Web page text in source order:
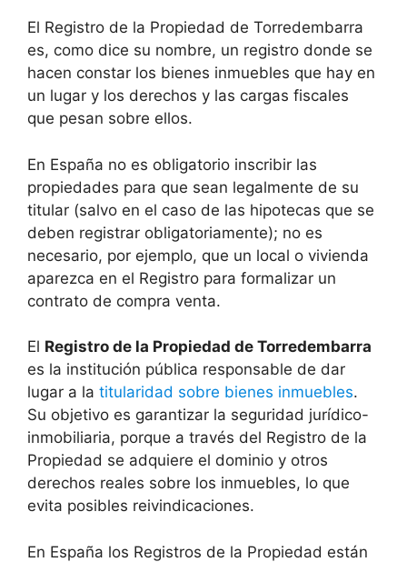
El Registro de la Propiedad de Torredembarra
es, como dice su nombre, un registro donde se
hacen constar los bienes inmuebles que hay en
un lugar y los derechos y las cargas fiscales
que pesan sobre ellos.
En España no es obligatorio inscribir las
propiedades para que sean legalmente de su
titular (salvo en el caso de las hipotecas que se
deben registrar obligatoriamente); no es
necesario, por ejemplo, que un local o vivienda
aparezca en el Registro para formalizar un
contrato de compra venta.
El Registro de la Propiedad de Torredembarra
es la institución pública responsable de dar
lugar a la titularidad sobre bienes inmuebles.
Su objetivo es garantizar la seguridad jurídico-
inmobiliaria, porque a través del Registro de la
Propiedad se adquiere el dominio y otros
derechos reales sobre los inmuebles, lo que
evita posibles reivindicaciones.
En España los Registros de la Propiedad están